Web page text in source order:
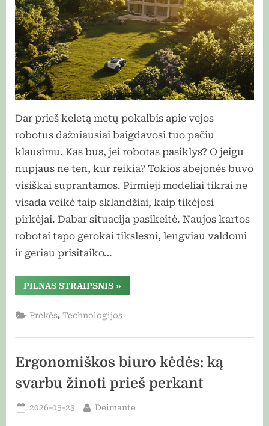
Dar prieš keletą metų pokalbis apie vejos
robotus dažniausiai baigdavosi tuo pačiu
klausimu. Kas bus, jei robotas pasiklys? O jeigu
nupjaus ne ten, kur reikia? Tokios abejonės buvo
visiškai suprantamos. Pirmieji modeliai tikrai ne
visada veikė taip sklandžiai, kaip tikėjosi
pirkėjai. Dabar situacija pasikeitė. Naujos kartos
robotai tapo gerokai tikslesni, lengviau valdomi
ir geriau prisitaiko…
PILNAS STRAIPSNIS“Vejos
robotas
ir
klaidų?
tai
leidžia”
»
Prekės,Technologijos
Ergonomiškos biuro kėdės: ką
svarbu žinoti prieš perkant
Posted
2026-05-23 By
Deimante